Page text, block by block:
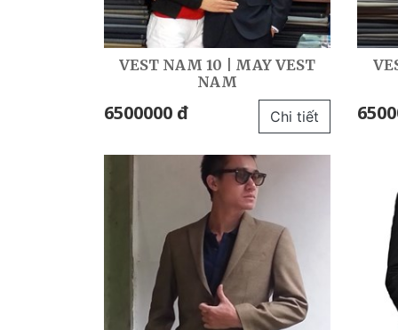
VEST NAM 10 | MAY VEST
NAM
6500000 đ Chi tiết